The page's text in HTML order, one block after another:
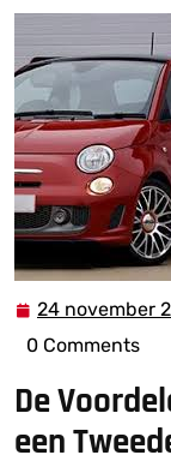
24 november
0 Comments
De
een